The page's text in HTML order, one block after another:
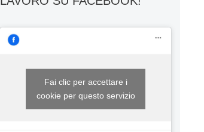
Fai clic per accettare i
cookie per questo servizio